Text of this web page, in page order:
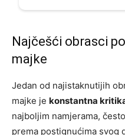
Najčešći obrasci
majke
Jedan od najistaknutijih
majke je konstantna
najboljim namjerama,
prema postignućima svog